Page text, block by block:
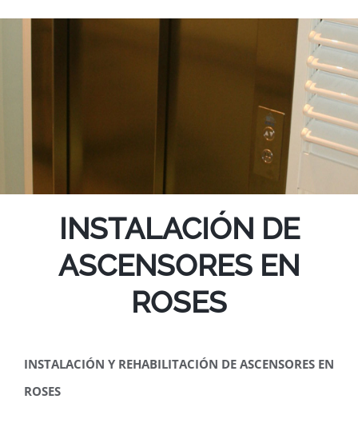
INSTALACIÓN DE
ASCENSORES EN
ROSES
INSTALACIÓN Y REHABILITACIÓN DE ASCENSORES EN
ROSES